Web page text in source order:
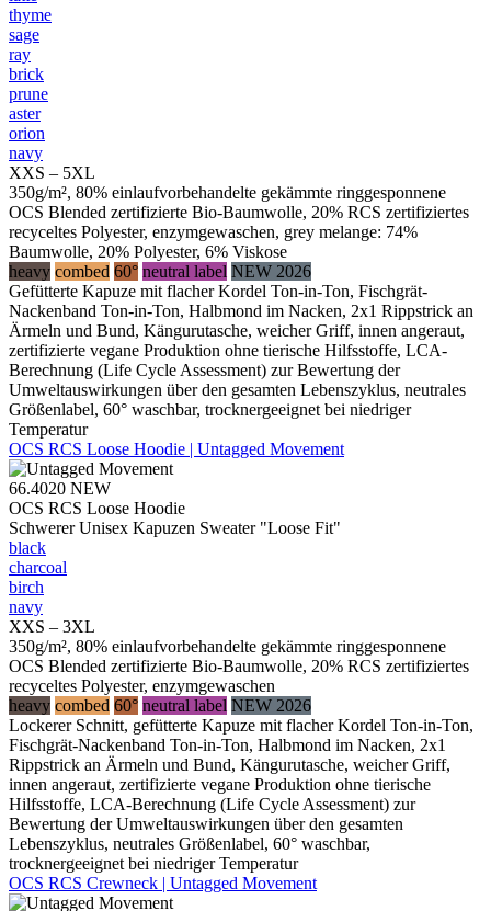
thyme
sage
ray
brick
prune
aster
orion
navy
XXS – 5XL
350g/m², 80% einlaufvorbehandelte gekämmte ringgesponnene
OCS Blended zertifizierte Bio-Baumwolle, 20% RCS zertifiziertes
recyceltes Polyester, enzymgewaschen, grey melange: 74%
Baumwolle, 20% Polyester, 6% Viskose
heavy combed 60° neutral label NEW 2026
Gefütterte Kapuze mit flacher Kordel Ton-in-Ton, Fischgrät-
Nackenband Ton-in-Ton, Halbmond im Nacken, 2x1 Rippstrick an
Ärmeln und Bund, Kängurutasche, weicher Griff, innen angeraut,
zertifizierte vegane Produktion ohne tierische Hilfsstoffe, LCA-
Berechnung (Life Cycle Assessment) zur Bewertung der
Umweltauswirkungen über den gesamten Lebenszyklus, neutrales
Größenlabel, 60° waschbar, trocknergeeignet bei niedriger
Temperatur
OCS RCS Loose Hoodie | Untagged Movement
66.4020 NEW
OCS RCS Loose Hoodie
Schwerer Unisex Kapuzen Sweater "Loose Fit"
black
charcoal
birch
navy
XXS – 3XL
350g/m², 80% einlaufvorbehandelte gekämmte ringgesponnene
OCS Blended zertifizierte Bio-Baumwolle, 20% RCS zertifiziertes
recyceltes Polyester, enzymgewaschen
heavy combed 60° neutral label NEW 2026
Lockerer Schnitt, gefütterte Kapuze mit flacher Kordel Ton-in-Ton,
Fischgrät-Nackenband Ton-in-Ton, Halbmond im Nacken, 2x1
Rippstrick an Ärmeln und Bund, Kängurutasche, weicher Griff,
innen angeraut, zertifizierte vegane Produktion ohne tierische
Hilfsstoffe, LCA-Berechnung (Life Cycle Assessment) zur
Bewertung der Umweltauswirkungen über den gesamten
Lebenszyklus, neutrales Größenlabel, 60° waschbar,
trocknergeeignet bei niedriger Temperatur
OCS RCS Crewneck | Untagged Movement